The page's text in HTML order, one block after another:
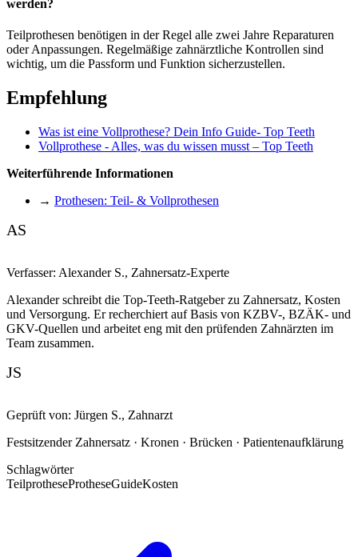
werden?
Teilprothesen benötigen in der Regel alle zwei Jahre Reparaturen
oder Anpassungen. Regelmäßige zahnärztliche Kontrollen sind
wichtig, um die Passform und Funktion sicherzustellen.
Empfehlung
Was ist eine Vollprothese? Dein Info Guide- Top Teeth
Vollprothese - Alles, was du wissen musst – Top Teeth
Weiterführende Informationen
→ Prothesen: Teil- & Vollprothesen
AS
Verfasser: Alexander S., Zahnersatz-Experte
Alexander schreibt die Top-Teeth-Ratgeber zu Zahnersatz, Kosten
und Versorgung. Er recherchiert auf Basis von KZBV-, BZÄK- und
GKV-Quellen und arbeitet eng mit den prüfenden Zahnärzten im
Team zusammen.
JS
Geprüft von: Jürgen S., Zahnarzt
Festsitzender Zahnersatz · Kronen · Brücken · Patientenaufklärung
Schlagwörter
TeilprotheseProtheseGuideKosten